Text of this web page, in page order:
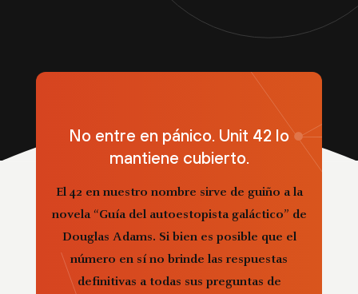
No entre en pánico. Unit 42 lo
mantiene cubierto.
El 42 en nuestro nombre sirve de guiño a la
novela “Guía del autoestopista galáctico” de
Douglas Adams. Si bien es posible que el
número en sí no brinde las respuestas
definitivas a todas sus preguntas de